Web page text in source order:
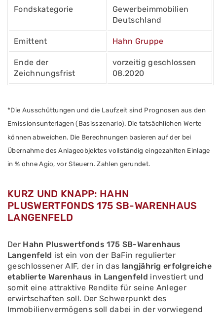
Fondskategorie
Gewerbeimmobilien
Deutschland
Emittent Hahn Gruppe
Ende der
Zeichnungsfrist
vorzeitig geschlossen
08.2020
*Die Ausschüttungen und die Laufzeit sind Prognosen aus den
Emissionsunterlagen (Basisszenario). Die tatsächlichen Werte
können abweichen. Die Berechnungen basieren auf der bei
Übernahme des Anlageobjektes vollständig eingezahlten Einlage
in % ohne Agio, vor Steuern. Zahlen gerundet.
KURZ UND KNAPP: HAHN
PLUSWERTFONDS 175 SB-WARENHAUS
LANGENFELD
Der Hahn Pluswertfonds 175 SB-Warenhaus
Langenfeld ist ein von der BaFin regulierter
geschlossener AIF, der in das langjährig erfolgreiche
etablierte Warenhaus in Langenfeld investiert und
somit eine attraktive Rendite für seine Anleger
erwirtschaften soll. Der Schwerpunkt des
Immobilienvermögens soll dabei in der vorwiegend